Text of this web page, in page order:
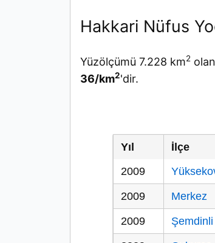
Hakkari Nüfus
Yüzölçümü 7.228 km2
36/km2'dir.
Yıl İlçe
2009
2009 Merkez
2009 Şemdinli